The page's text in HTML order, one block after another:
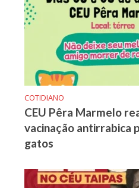
COTIDIANO
CEU Pêra Marmelo
vacinação antirrabica
gatos